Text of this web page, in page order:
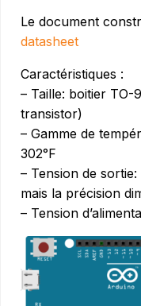
Le document
datasheet
Caractéristiques :
– Taille: boitier TO-
transistor)
– Gamme de
302°F
– Tension de sortie:
mais la précision
– Tension